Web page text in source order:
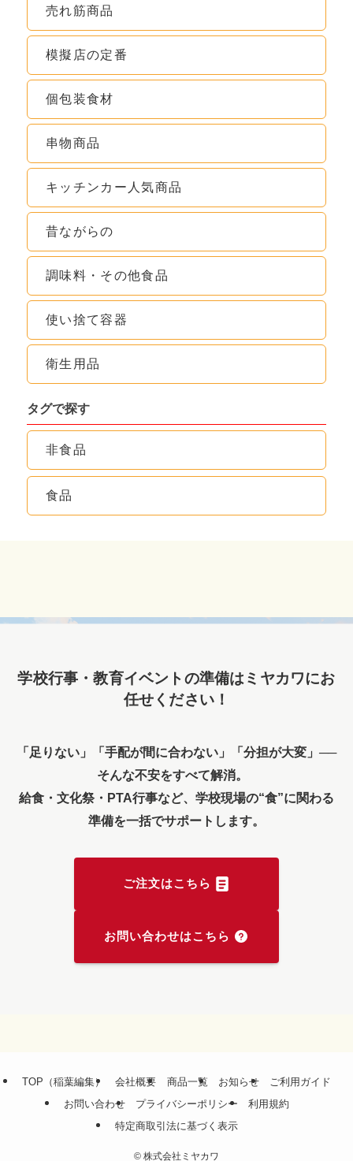
売れ筋商品
模擬店の定番
個包装食材
串物商品
キッチンカー人気商品
昔ながらの
調味料・その他食品
使い捨て容器
衛生用品
タグで探す
非食品
食品
学校行事・教育イベントの準備はミヤカワにお
任せください！
「足りない」「手配が間に合わない」「分担が大変」──
そんな不安をすべて解消。
給食・文化祭・PTA行事など、学校現場の“食”に関わる
準備を一括でサポートします。
ご注文はこちら
お問い合わせはこちら
TOP（稲葉編集） 会社概要 商品一覧 お知らせ
ご利用ガイド
お問い合わせ
プライバシーポリシー
利用規約
特定商取引法に基づく表示
© 株式会社ミヤカワ